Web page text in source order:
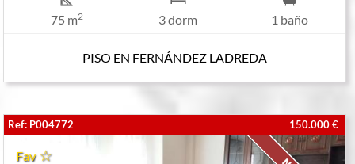
75 m2 3 dorm 1 baño
PISO EN FERNÁNDEZ LADREDA
Ref: P004772 150.000 €
Fav